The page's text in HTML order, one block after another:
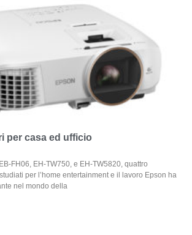
per casa ed ufficio
FH06, EH-TW750, e EH-TW5820, quattro
per l’home entertainment e il lavoro Epson ha
nel mondo della